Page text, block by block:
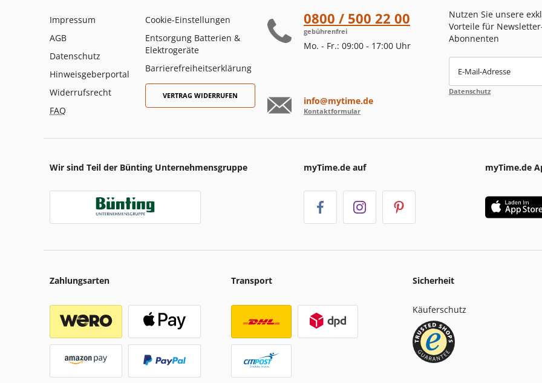
Impressum
AGB
Datenschutz
Hinweisgeberportal
Widerrufsrecht
FAQ
Cookie-Einstellungen
Entsorgung Batterien &
Elektrogeräte
Barrierefreiheitserklärung
VERTRAG WIDERRUFEN
0800 / 500 22 00
gebührenfrei
Mo. - Fr.: 09:00 - 17:00 Uhr
info@mytime.de
Kontaktformular
Nutzen Sie unsere
Vorteile für
Abonnenten
E-Mail-Adresse
Datenschutz
Wir sind Teil der Bünting Unternehmensgruppe myTime.de auf myTime.de
Zahlungsarten Transport Sicherheit
Käuferschutz